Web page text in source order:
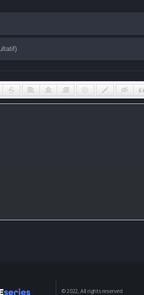
© 2022, All rights reserved